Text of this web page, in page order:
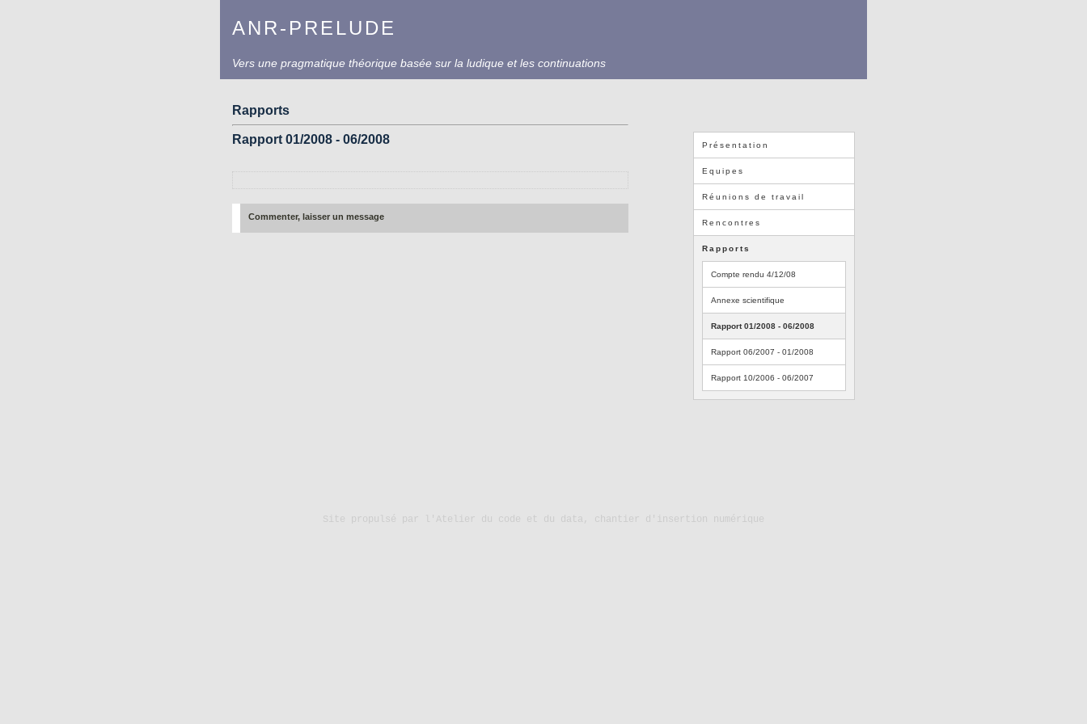
ANR-PRELUDE
Vers une pragmatique théorique basée sur la ludique et les continuations
Présentation
Equipes
Réunions de travail
Rencontres
Rapports
Compte rendu 4/12/08
Annexe scientifique
Rapport 01/2008 - 06/2008
Rapport 06/2007 - 01/2008
Rapport 10/2006 - 06/2007
Rapports
Rapport 01/2008 - 06/2008
Commenter, laisser un message
Site propulsé par l'Atelier du code et du data, chantier d'insertion numérique